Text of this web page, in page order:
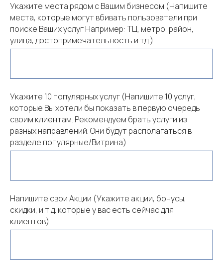
Укажите места рядом с Вашим бизнесом (Напишите
места, которые могут вбивать пользователи при
поиске Ваших услуг Например: ТЦ, метро, район,
улица, достопримечательность и тд.)
Укажите 10 популярных услуг (Напишите 10 услуг,
которые Вы хотели бы показать в первую очередь
своим клиентам. Рекомендуем брать услуги из
разных направлений. Они будут располагаться в
разделе популярные/Витрина)
Напишите свои Акции (Укажите акции, бонусы,
скидки, и т.д. которые у вас есть сейчас для
клиентов)